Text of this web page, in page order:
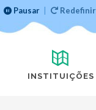
Pausar Redefinir
INSTITUIÇÕES